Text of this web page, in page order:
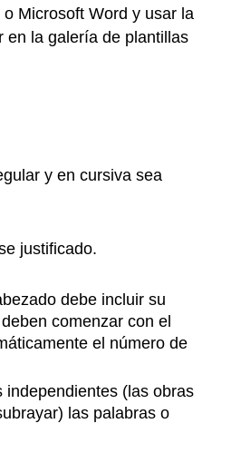
Microsoft Word y usar la
en la galería de plantillas
y en cursiva sea
justificado.
debe incluir su
comenzar con el
el número de
(las obras
las palabras o